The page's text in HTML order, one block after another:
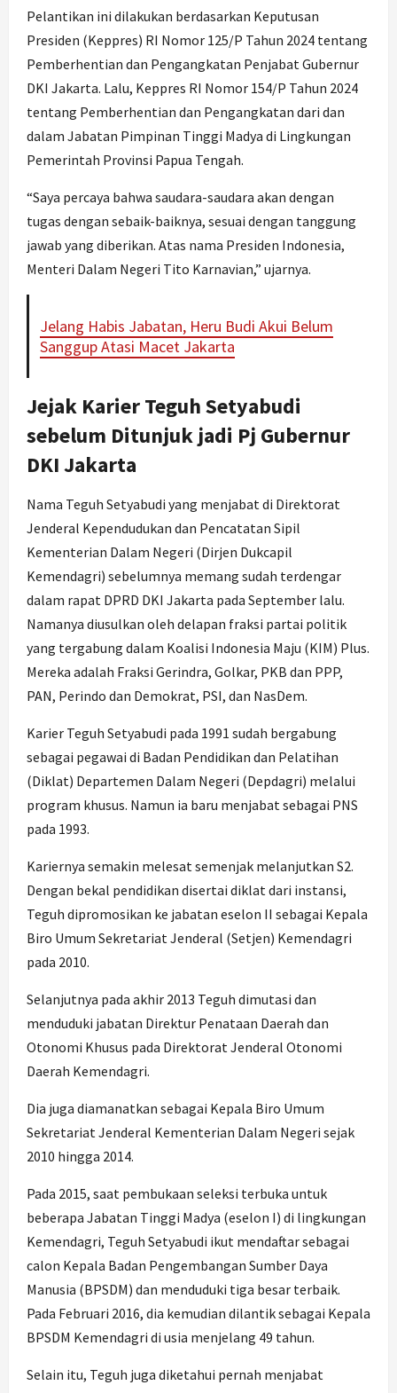
Pelantikan ini dilakukan berdasarkan Keputusan
Presiden (Keppres) RI Nomor 125/P Tahun 2024 tentang
Pemberhentian dan Pengangkatan Penjabat Gubernur
DKI Jakarta. Lalu, Keppres RI Nomor 154/P Tahun 2024
tentang Pemberhentian dan Pengangkatan dari dan
dalam Jabatan Pimpinan Tinggi Madya di Lingkungan
Pemerintah Provinsi Papua Tengah.
“Saya percaya bahwa saudara-saudara akan dengan
tugas dengan sebaik-baiknya, sesuai dengan tanggung
jawab yang diberikan. Atas nama Presiden Indonesia,
Menteri Dalam Negeri Tito Karnavian,” ujarnya.
Jelang Habis Jabatan, Heru Budi Akui Belum
Sanggup Atasi Macet Jakarta
Jejak Karier Teguh Setyabudi
sebelum Ditunjuk jadi Pj Gubernur
DKI Jakarta
Nama Teguh Setyabudi yang menjabat di Direktorat
Jenderal Kependudukan dan Pencatatan Sipil
Kementerian Dalam Negeri (Dirjen Dukcapil
Kemendagri) sebelumnya memang sudah terdengar
dalam rapat DPRD DKI Jakarta pada September lalu.
Namanya diusulkan oleh delapan fraksi partai politik
yang tergabung dalam Koalisi Indonesia Maju (KIM) Plus.
Mereka adalah Fraksi Gerindra, Golkar, PKB dan PPP,
PAN, Perindo dan Demokrat, PSI, dan NasDem.
Karier Teguh Setyabudi pada 1991 sudah bergabung
sebagai pegawai di Badan Pendidikan dan Pelatihan
(Diklat) Departemen Dalam Negeri (Depdagri) melalui
program khusus. Namun ia baru menjabat sebagai PNS
pada 1993.
Kariernya semakin melesat semenjak melanjutkan S2.
Dengan bekal pendidikan disertai diklat dari instansi,
Teguh dipromosikan ke jabatan eselon II sebagai Kepala
Biro Umum Sekretariat Jenderal (Setjen) Kemendagri
pada 2010.
Selanjutnya pada akhir 2013 Teguh dimutasi dan
menduduki jabatan Direktur Penataan Daerah dan
Otonomi Khusus pada Direktorat Jenderal Otonomi
Daerah Kemendagri.
Dia juga diamanatkan sebagai Kepala Biro Umum
Sekretariat Jenderal Kementerian Dalam Negeri sejak
2010 hingga 2014.
Pada 2015, saat pembukaan seleksi terbuka untuk
beberapa Jabatan Tinggi Madya (eselon I) di lingkungan
Kemendagri, Teguh Setyabudi ikut mendaftar sebagai
calon Kepala Badan Pengembangan Sumber Daya
Manusia (BPSDM) dan menduduki tiga besar terbaik.
Pada Februari 2016, dia kemudian dilantik sebagai Kepala
BPSDM Kemendagri di usia menjelang 49 tahun.
Selain itu, Teguh juga diketahui pernah menjabat